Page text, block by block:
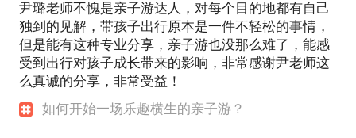
尹璐老师不愧是亲子游达人，对每个目的地都有自己
独到的见解，带孩子出行原本是一件不轻松的事情，
但是能有这种专业分享，亲子游也没那么难了，能感
受到出行对孩子成长带来的影响，非常感谢尹老师这
么真诚的分享，非常受益！
如何开始一场乐趣横生的亲子游？